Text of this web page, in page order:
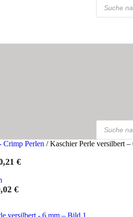
search
Products
search
Crimp Perlen / Kaschier Perle versilbert –
€
€